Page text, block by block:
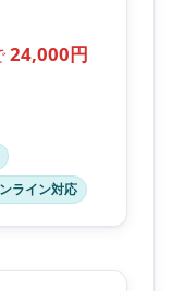
24,000円
ライン対応